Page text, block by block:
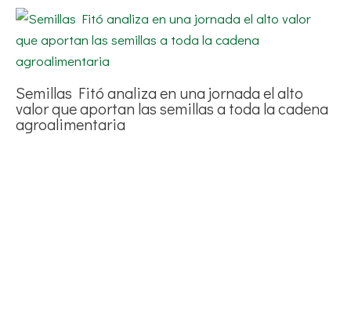
Semillas Fitó analiza en una jornada el alto
valor que aportan las semillas a toda la cadena
agroalimentaria